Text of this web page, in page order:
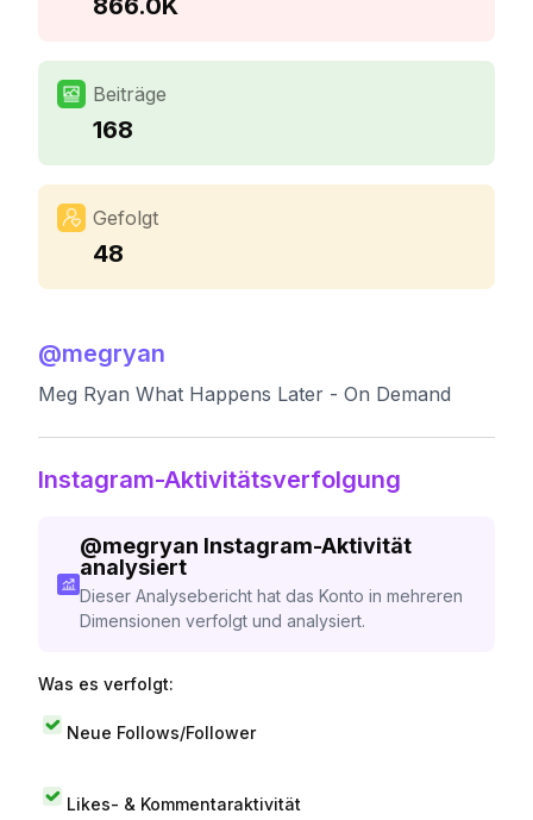
866.0K
Beiträge
168
Gefolgt
48
@megryan
Meg Ryan What Happens Later - On Demand
Instagram-Aktivitätsverfolgung
@megryan Instagram-Aktivität
analysiert
Dieser Analysebericht hat das Konto in mehreren
Dimensionen verfolgt und analysiert.
Was es verfolgt:
Neue Follows/Follower
Likes- & Kommentaraktivität